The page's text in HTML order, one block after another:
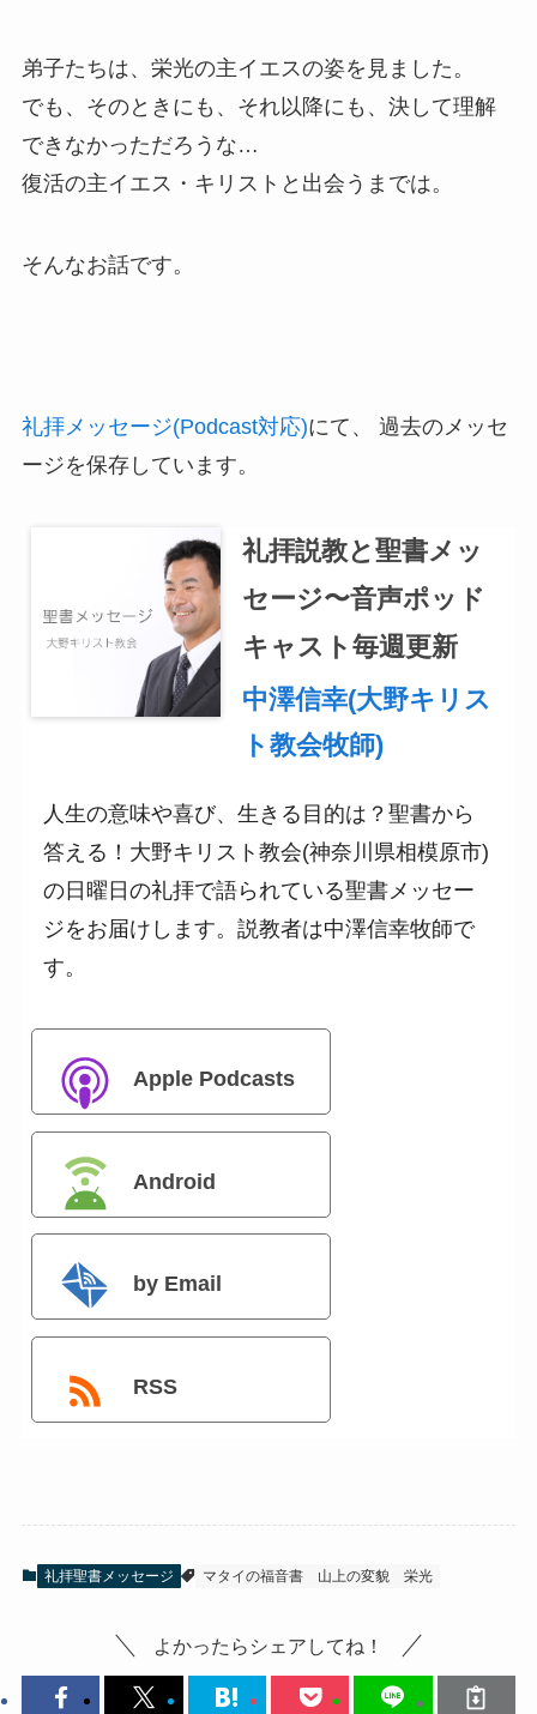
弟子たちは、栄光の主イエスの姿を見ました。
でも、そのときにも、それ以降にも、決して理解
できなかっただろうな…
復活の主イエス・キリストと出会うまでは。
そんなお話です。
礼拝メッセージ(Podcast対応)にて、 過去のメッセ
ージを保存しています。
礼拝説教と聖書メッ
セージ〜音声ポッド
キャスト毎週更新
中澤信幸(大野キリス
ト教会牧師)
人生の意味や喜び、生きる目的は？聖書から
答える！大野キリスト教会(神奈川県相模原市)
の日曜日の礼拝で語られている聖書メッセー
ジをお届けします。説教者は中澤信幸牧師で
す。
Apple Podcasts
Android
by Email
RSS
礼拝聖書メッセージ マタイの福音書 山上の変貌 栄光
よかったらシェアしてね！